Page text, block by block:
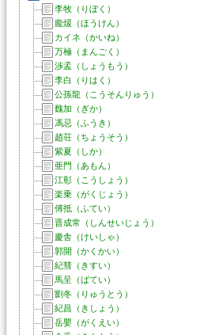
李牧（りぼく）
龐煖（ほうけん）
カイネ（かいね）
万極（まんごく）
渉孟（しょうもう）
李白（りはく）
公孫龍（こうそんりゅう）
魏加（ぎか）
馮忌（ふうき）
趙荘（ちょうそう）
紫夏（しか）
亜門（あもん）
江彰（こうしょう）
楽乗（がくじょう）
傅抵（ふてい）
晋成常（しんせいじょう）
慶舎（けいしゃ）
郭開（かくかい）
紀彗（きすい）
馬呈（ばてい）
劉冬（りゅうとう）
紀昌（きしょう）
岳嬰（がくえい）